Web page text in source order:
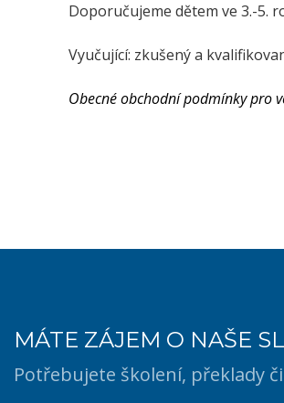
Doporučujeme dětem ve 3.-5.
Vyučující: zkušený a
Obecné obchodní podmínky pro
MÁTE ZÁJEM O NAŠE
Potřebujete školení, překlady